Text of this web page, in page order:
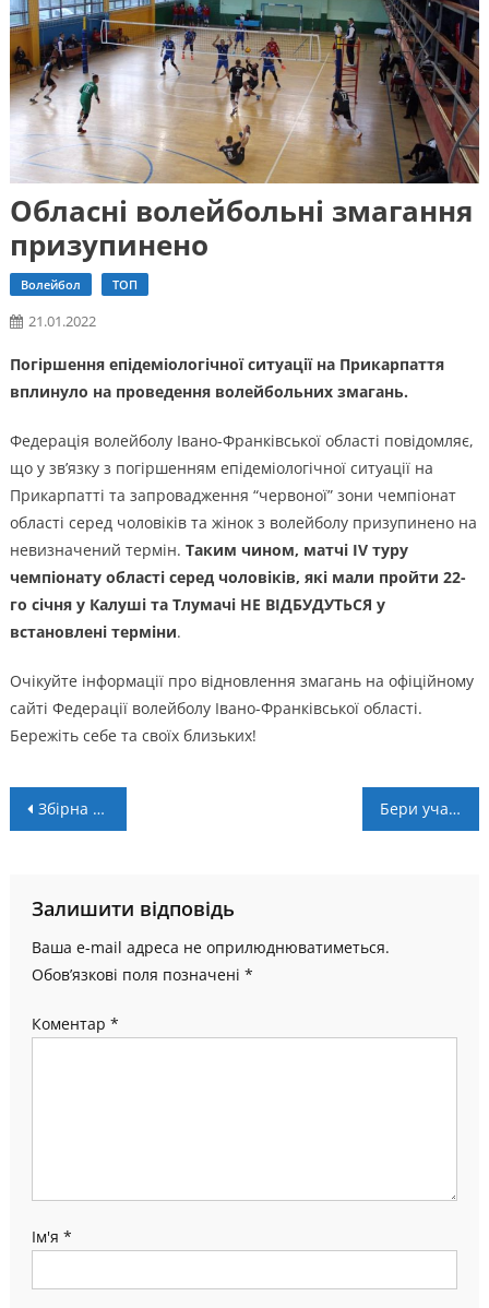
Обласні волейбольні змагання
призупинено
Волейбол ТОП
21.01.2022
Погіршення епідеміологічної ситуації на Прикарпаття
вплинуло на проведення волейбольних змагань.
Федерація волейболу Івано-Франківської області повідомляє,
що у зв’язку з погіршенням епідеміологічної ситуації на
Прикарпатті та запровадження “червоної” зони чемпіонат
області серед чоловіків та жінок з волейболу призупинено на
невизначений термін. Таким чином, матчі IV туру
чемпіонату області серед чоловіків, які мали пройти 22-
го січня у Калуші та Тлумачі НЕ ВІДБУДУТЬСЯ у
встановлені терміни.
Очікуйте інформації про відновлення змагань на офіційному
сайті Федерації волейболу Івано-Франківської області.
Бережіть себе та своїх близьких!
Навігація
Збірна Прикарпаття вирушає на чемпіонат України серед юніорів Бери участь у благодійному аукціоні в підтримку Степана Рибака!
Залишити відповідь
Ваша e-mail адреса не оприлюднюватиметься.
Обов’язкові поля позначені *
Коментар *
Ім'я *